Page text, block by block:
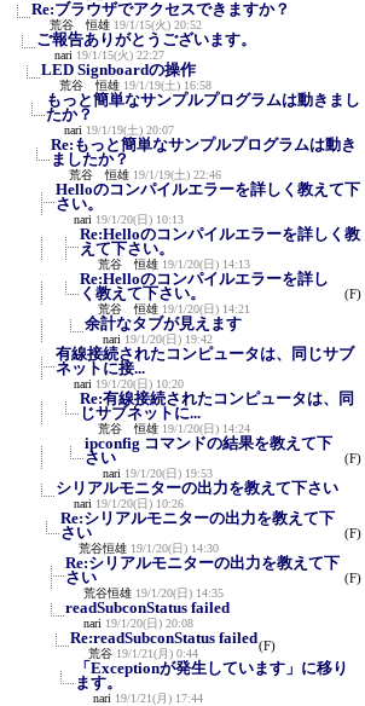
Re:ブラウザでアクセスできますか？
荒谷 恒雄 19/1/15(火) 20:52
ご報告ありがとうございます。
nari 19/1/15(火) 22:27
LED Signboardの操作
荒谷 恒雄 19/1/19(土) 16:58
もっと簡単なサンプルプログラムは動きまし
たか？
nari 19/1/19(土) 20:07
Re:もっと簡単なサンプルプログラムは動き
ましたか？
荒谷 恒雄 19/1/19(土) 22:46
Helloのコンパイルエラーを詳しく教えて下
さい。
nari 19/1/20(日) 10:13
Re:Helloのコンパイルエラーを詳しく教
えて下さい。
荒谷 恒雄 19/1/20(日) 14:13
Re:Helloのコンパイルエラーを詳し
く教えて下さい。
荒谷 恒雄 19/1/20(日) 14:21
(F)
余計なタブが見えます
nari 19/1/20(日) 19:42
有線接続されたコンピュータは、同じサブ
ネットに接...
nari 19/1/20(日) 10:20
Re:有線接続されたコンピュータは、同
じサブネットに...
荒谷 恒雄 19/1/20(日) 14:24
ipconfig コマンドの結果を教えて下
さい
nari 19/1/20(日) 19:53
(F)
シリアルモニターの出力を教えて下さい
nari 19/1/20(日) 10:26
Re:シリアルモニターの出力を教えて下
さい
荒谷恒雄 19/1/20(日) 14:30
(F)
Re:シリアルモニターの出力を教えて下
さい
荒谷恒雄 19/1/20(日) 14:35
(F)
readSubconStatus failed
nari 19/1/20(日) 20:08
Re:readSubconStatus failed
荒谷 19/1/21(月) 0:44
(F)
「Exceptionが発生しています」に移り
ます。
nari 19/1/21(月) 17:44